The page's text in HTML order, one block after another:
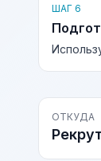
ШАГ 6
ОТКУДА